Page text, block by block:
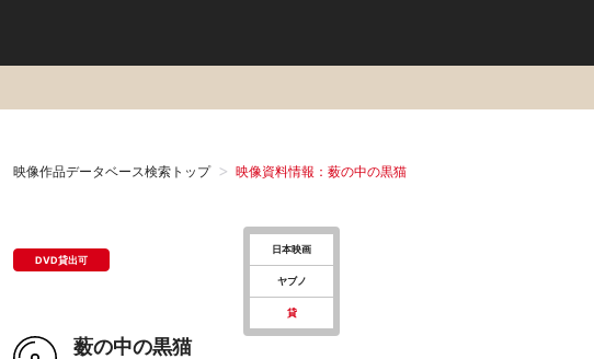
映像作品データベース検索トップ 映像資料情報：薮の中の黒猫
DVD貸出可
日本映画
ヤブノ
貸
薮の中の黒猫